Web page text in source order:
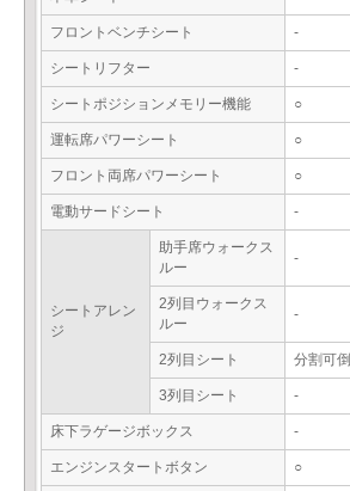
フロントベンチシート -
シートリフター -
シートポジションメモリー機能 ○
運転席パワーシート ○
フロント両席パワーシート ○
電動サードシート -
シートアレン
ジ
助手席ウォークス
ルー
-
2列目ウォークス
ルー
-
2列目シート 分割可倒
3列目シート -
床下ラゲージボックス -
エンジンスタートボタン ○